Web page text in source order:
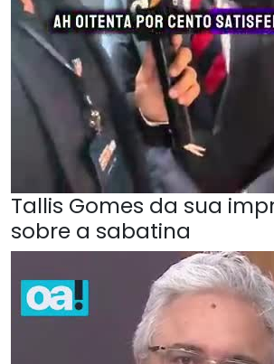
Tallis Gomes da sua
sobre a sabatina